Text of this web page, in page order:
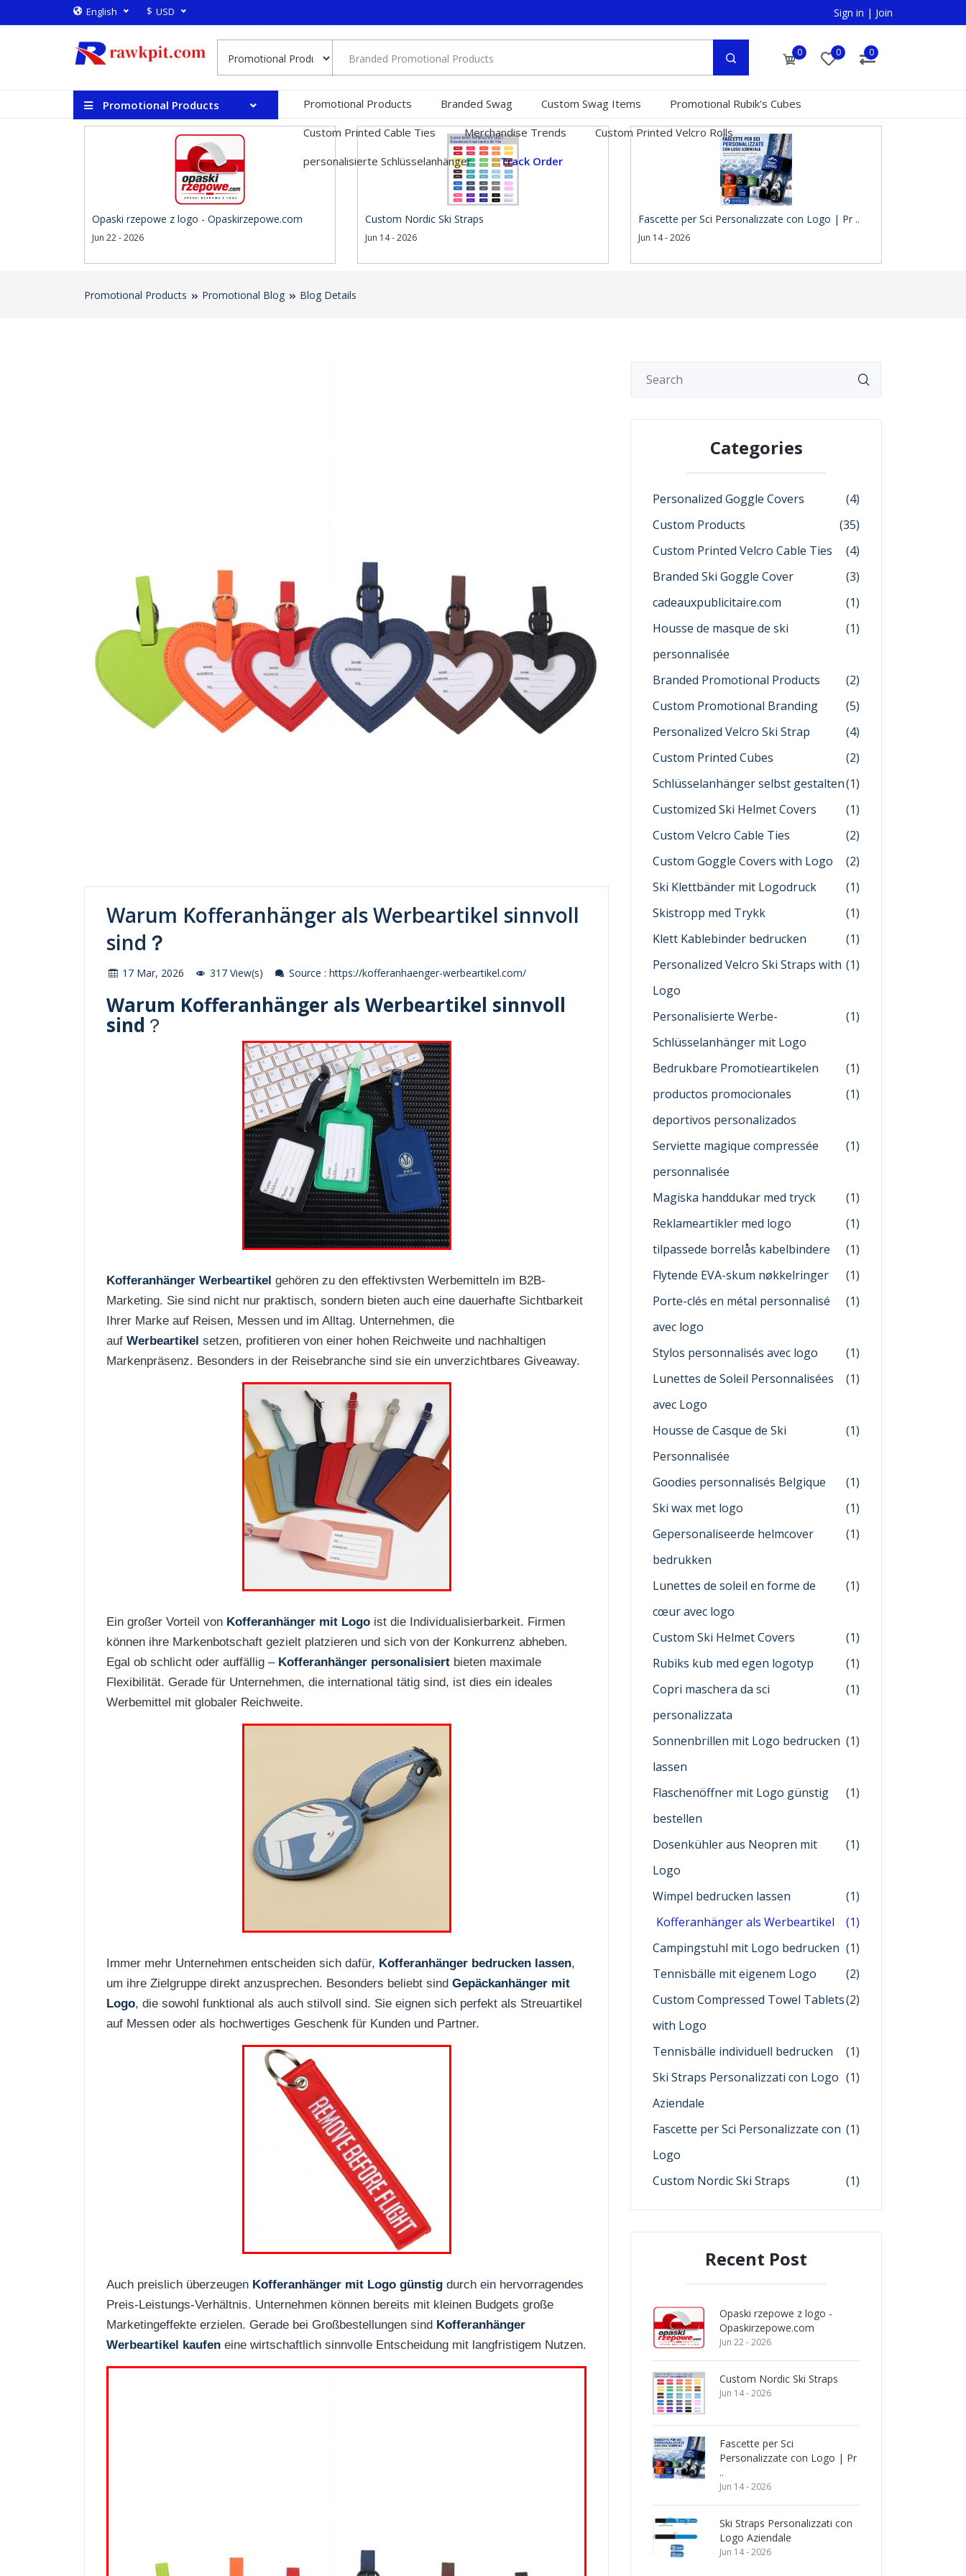
English $ USD Sign in | Join
0 0 0
Promotional Products Promotional Products Branded Swag Custom Swag Items
Promotional Rubik's Cubes
Custom Printed Cable Ties
Merchandise Trends
Custom Printed Velcro Rolls
personalisierte Schlüsselanhänger
Track Order
Opaski rzepowe z logo - Opaskirzepowe.com
Jun 22 - 2026
Custom Nordic Ski Straps
Jun 14 - 2026
Fascette per Sci Personalizzate con Logo | Pr ..
Jun 14 - 2026
Promotional Products Promotional Blog Blog Details
Warum Kofferanhänger als Werbeartikel sinnvoll
sind？
17 Mar, 2026 317 View(s) Source : https://kofferanhaenger-werbeartikel.com/
Warum Kofferanhänger als Werbeartikel sinnvoll
sind ？
Kofferanhänger Werbeartikel gehören zu den effektivsten Werbemitteln im B2B-
Marketing. Sie sind nicht nur praktisch, sondern bieten auch eine dauerhafte Sichtbarkeit
Ihrer Marke auf Reisen, Messen und im Alltag. Unternehmen, die
auf Werbeartikel setzen, profitieren von einer hohen Reichweite und nachhaltigen
Markenpräsenz. Besonders in der Reisebranche sind sie ein unverzichtbares Giveaway.
Ein großer Vorteil von Kofferanhänger mit Logo ist die Individualisierbarkeit. Firmen
können ihre Markenbotschaft gezielt platzieren und sich von der Konkurrenz abheben.
Egal ob schlicht oder auffällig – Kofferanhänger personalisiert bieten maximale
Flexibilität. Gerade für Unternehmen, die international tätig sind, ist dies ein ideales
Werbemittel mit globaler Reichweite.
Immer mehr Unternehmen entscheiden sich dafür, Kofferanhänger bedrucken lassen,
um ihre Zielgruppe direkt anzusprechen. Besonders beliebt sind Gepäckanhänger mit
Logo, die sowohl funktional als auch stilvoll sind. Sie eignen sich perfekt als Streuartikel
auf Messen oder als hochwertiges Geschenk für Kunden und Partner.
Auch preislich überzeugen Kofferanhänger mit Logo günstig durch ein hervorragendes
Preis-Leistungs-Verhältnis. Unternehmen können bereits mit kleinen Budgets große
Marketingeffekte erzielen. Gerade bei Großbestellungen sind Kofferanhänger
Werbeartikel kaufen eine wirtschaftlich sinnvolle Entscheidung mit langfristigem Nutzen.
Categories
Personalized Goggle Covers
(4)
Custom Products
(35)
Custom Printed Velcro Cable Ties
(4)
Branded Ski Goggle Cover
(3)
cadeauxpublicitaire.com
(1)
Housse de masque de ski
personnalisée
(1)
Branded Promotional Products
(2)
Custom Promotional Branding
(5)
Personalized Velcro Ski Strap
(4)
Custom Printed Cubes
(2)
Schlüsselanhänger selbst gestalten(1)
Customized Ski Helmet Covers
(1)
Custom Velcro Cable Ties
(2)
Custom Goggle Covers with Logo
(2)
Ski Klettbänder mit Logodruck
(1)
Skistropp med Trykk
(1)
Klett Kablebinder bedrucken
(1)
Personalized Velcro Ski Straps with
Logo
(1)
Personalisierte Werbe-
Schlüsselanhänger mit Logo
(1)
Bedrukbare Promotieartikelen
(1)
productos promocionales
deportivos personalizados
(1)
Serviette magique compressée
personnalisée
(1)
Magiska handdukar med tryck
(1)
Reklameartikler med logo
(1)
tilpassede borrelås kabelbindere
(1)
Flytende EVA-skum nøkkelringer
(1)
Porte-clés en métal personnalisé
avec logo
(1)
Stylos personnalisés avec logo
(1)
Lunettes de Soleil Personnalisées
avec Logo
(1)
Housse de Casque de Ski
Personnalisée
(1)
Goodies personnalisés Belgique
(1)
Ski wax met logo
(1)
Gepersonaliseerde helmcover
bedrukken
(1)
Lunettes de soleil en forme de
cœur avec logo
(1)
Custom Ski Helmet Covers
(1)
Rubiks kub med egen logotyp
(1)
Copri maschera da sci
personalizzata
(1)
Sonnenbrillen mit Logo bedrucken
lassen
(1)
Flaschenöffner mit Logo günstig
bestellen
(1)
Dosenkühler aus Neopren mit
Logo
(1)
Wimpel bedrucken lassen
(1)
Kofferanhänger als Werbeartikel
(1)
Campingstuhl mit Logo bedrucken (1)
Tennisbälle mit eigenem Logo
(2)
Custom Compressed Towel Tablets
with Logo
(2)
Tennisbälle individuell bedrucken
(1)
Ski Straps Personalizzati con Logo
Aziendale
(1)
Fascette per Sci Personalizzate con
Logo
(1)
Custom Nordic Ski Straps (1)
Recent Post
Opaski rzepowe z logo -
Opaskirzepowe.com
Jun 22 - 2026
Custom Nordic Ski Straps
Jun 14 - 2026
Fascette per Sci
Personalizzate con Logo | Pr
..
Jun 14 - 2026
Ski Straps Personalizzati con
Logo Aziendale
Jun 14 - 2026